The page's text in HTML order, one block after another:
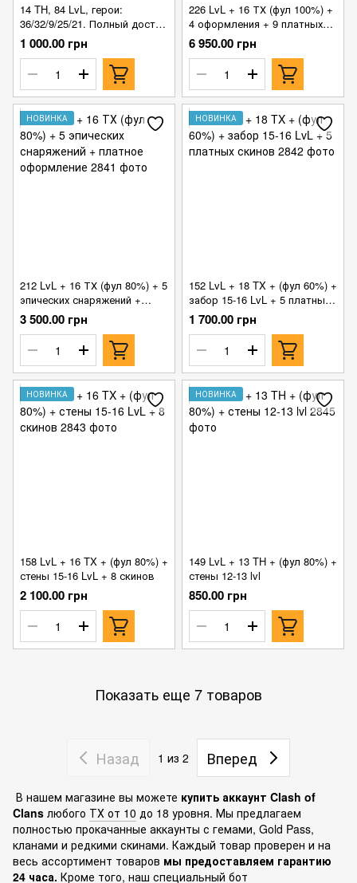
14 TH, 84 LvL, герои:
36/32/9/25/21. Полный доступ
к почте!
1 000.00 грн
226 LvL + 16 ТХ (фул 100%) +
4 оформления + 9 платных
скинов
6 950.00 грн
НОВИНКА
212 LvL + 16 ТХ (фул 80%) + 5
эпических снаряжений +
платное оформление
3 500.00 грн
НОВИНКА
152 LvL + 18 TX + (фул 60%) +
забор 15-16 LvL + 5 платных
скинов
1 700.00 грн
НОВИНКА
158 LvL + 16 TX + (фул 80%) +
стены 15-16 LvL + 8 скинов
2 100.00 грн
НОВИНКА
149 LvL + 13 TH + (фул 80%) +
стены 12-13 lvl
850.00 грн
Показать еще 7 товаров
Назад 1 из 2 Вперед
В нашем магазине вы можете купить аккаунт Clash of
Clans любого ТХ от 10 до 18 уровня. Мы предлагаем
полностью прокачанные аккаунты с гемами, Gold Pass,
кланами и редкими скинами. Каждый товар проверен и на
весь ассортимент товаров мы предоставляем гарантию
24 часа. Кроме того, наш специальный бот